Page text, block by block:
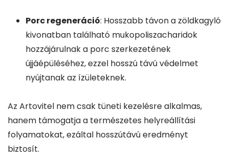
Porc regeneráció: Hosszabb távon a zöldkagyló
kivonatban található mukopoliszacharidok
hozzájárulnak a porc szerkezetének
újjáépüléséhez, ezzel hosszú távú védelmet
nyújtanak az ízületeknek.
Az Artovitel nem csak tüneti kezelésre alkalmas,
hanem támogatja a természetes helyreállítási
folyamatokat, ezáltal hosszútávú eredményt
biztosít.